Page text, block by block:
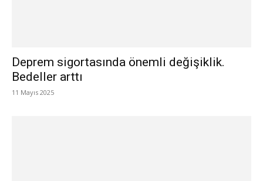
Deprem sigortasında önemli değişiklik.
Bedeller arttı
11 Mayıs 2025